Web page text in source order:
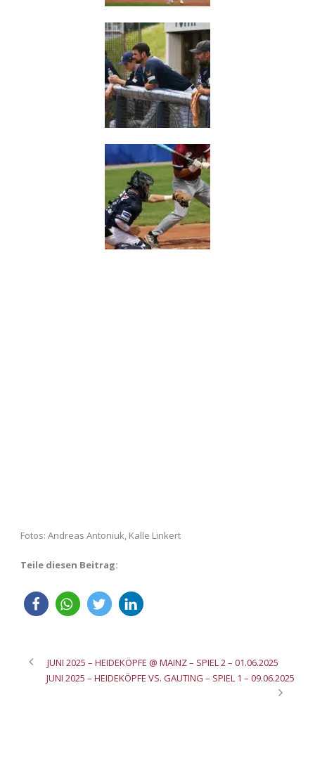
Fotos: Andreas Antoniuk, Kalle Linkert
Teile diesen Beitrag:
JUNI 2025 – HEIDEKÖPFE @ MAINZ – SPIEL 2 – 01.06.2025
JUNI 2025 – HEIDEKÖPFE VS. GAUTING – SPIEL 1 – 09.06.2025